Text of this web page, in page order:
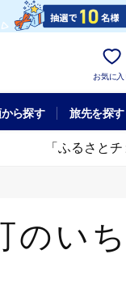
お気に入
ら探す 旅先を探す
「ふるさと
のい